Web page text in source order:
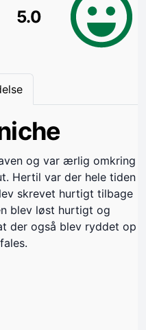
5.0
og var ærlig omkring
Hertil var der hele tiden
skrevet hurtigt tilbage
blev løst hurtigt og
der også blev ryddet op